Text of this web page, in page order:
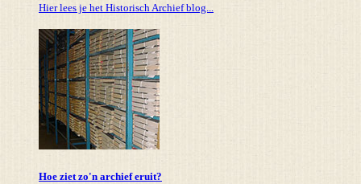
Hier lees je het Historisch Archief blog...
Hoe ziet zo'n archief eruit?